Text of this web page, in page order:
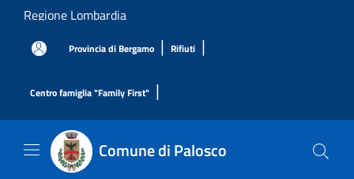
Salta al contenuto principale
Regione Lombardia
Provincia di Bergamo | Rifiuti |
Centro famiglia "Family First" |
Comune di Palosco